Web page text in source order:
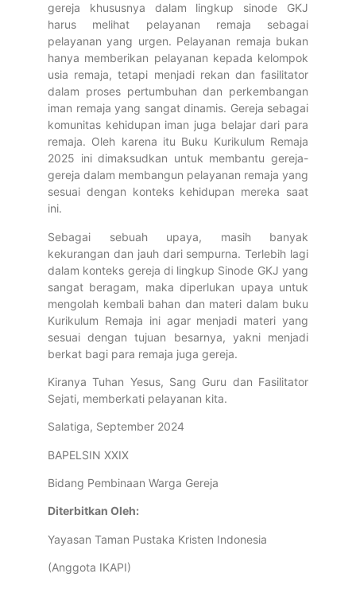
gereja khususnya dalam lingkup sinode GKJ
harus melihat pelayanan remaja sebagai
pelayanan yang urgen. Pelayanan remaja bukan
hanya memberikan pelayanan kepada kelompok
usia remaja, tetapi menjadi rekan dan fasilitator
dalam proses pertumbuhan dan perkembangan
iman remaja yang sangat dinamis. Gereja sebagai
komunitas kehidupan iman juga belajar dari para
remaja. Oleh karena itu Buku Kurikulum Remaja
2025 ini dimaksudkan untuk membantu gereja-
gereja dalam membangun pelayanan remaja yang
sesuai dengan konteks kehidupan mereka saat
ini.
Sebagai sebuah upaya, masih banyak
kekurangan dan jauh dari sempurna. Terlebih lagi
dalam konteks gereja di lingkup Sinode GKJ yang
sangat beragam, maka diperlukan upaya untuk
mengolah kembali bahan dan materi dalam buku
Kurikulum Remaja ini agar menjadi materi yang
sesuai dengan tujuan besarnya, yakni menjadi
berkat bagi para remaja juga gereja.
Kiranya Tuhan Yesus, Sang Guru dan Fasilitator
Sejati, memberkati pelayanan kita.
Salatiga, September 2024
BAPELSIN XXIX
Bidang Pembinaan Warga Gereja
Diterbitkan Oleh:
Yayasan Taman Pustaka Kristen Indonesia
(Anggota IKAPI)